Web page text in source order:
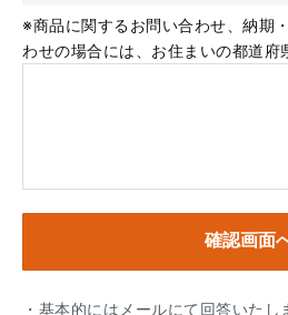
※商品に関するお問い合わせ、納期
わせの場合には、お住まいの都道府
・基本的にはメールにて回答いた